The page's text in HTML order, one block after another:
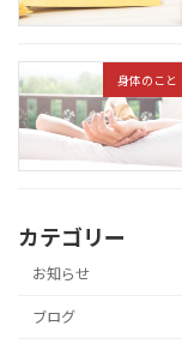
身体のこと
カテゴリー
お知らせ
ブログ